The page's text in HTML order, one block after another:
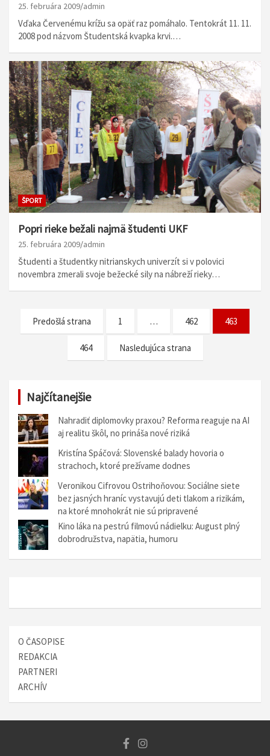
25. februára 2009 admin
Vďaka Červenému krížu sa opäť raz pomáhalo. Tentokrát 11. 11.
2008 pod názvom Študentská kvapka krvi.…
ŠPORT
Popri rieke bežali najmä študenti UKF
25. februára 2009 admin
Študenti a študentky nitrianskych univerzít si v polovici
novembra zmerali svoje bežecké sily na nábreží rieky…
o
Predošlá strana 1 … 462 463
464 Nasledujúca strana
Najčítanejšie
Nahradiť diplomovky praxou? Reforma reaguje na AI
aj realitu škôl, no prináša nové riziká
Kristína Spáčová: Slovenské balady hovoria o
strachoch, ktoré prežívame dodnes
Veronikou Cifrovou Ostrihoňovou: Sociálne siete
bez jasných hraníc vystavujú deti tlakom a rizikám,
na ktoré mnohokrát nie sú pripravené
Kino láka na pestrú filmovú nádielku: August plný
dobrodružstva, napätia, humoru
O ČASOPISE
REDAKCIA
PARTNERI
ARCHÍV